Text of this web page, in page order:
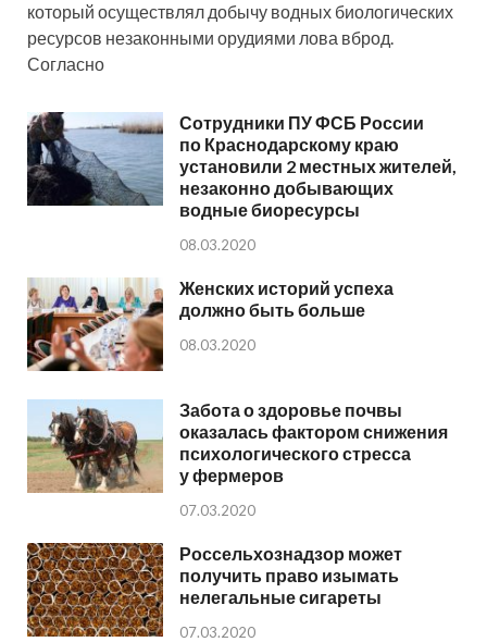
который осуществлял добычу водных биологических
ресурсов незаконными орудиями лова вброд.
Согласно
Сотрудники ПУ ФСБ России
по Краснодарскому краю
установили 2 местных жителей,
незаконно добывающих
водные биоресурсы
08.03.2020
Женских историй успеха
должно быть больше
08.03.2020
Забота о здоровье почвы
оказалась фактором снижения
психологического стресса
у фермеров
07.03.2020
Россельхознадзор может
получить право изымать
нелегальные сигареты
07.03.2020